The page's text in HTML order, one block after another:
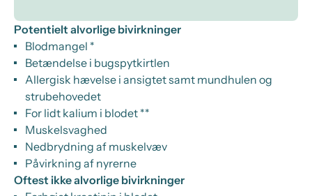
Potentielt alvorlige bivirkninger
Blodmangel *
Betændelse i bugspytkirtlen
Allergisk hævelse i ansigtet samt mundhulen og
strubehovedet
For lidt kalium i blodet **
Muskelsvaghed
Nedbrydning af muskelvæv
Påvirkning af nyrerne
Oftest ikke alvorlige bivirkninger